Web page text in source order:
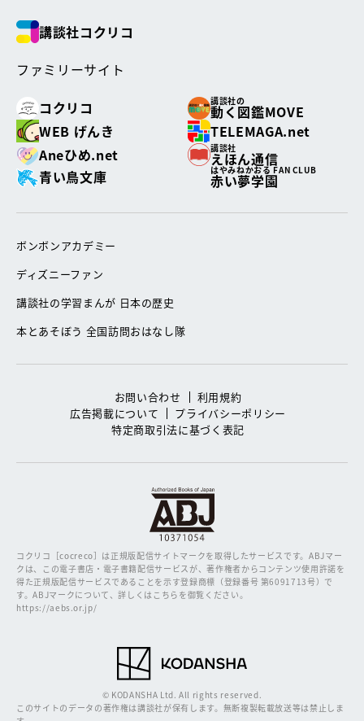
講談社コクリコ
ファミリーサイト
コクリコ
講談社の
動く図鑑MOVE
WEB げんき
TELEMAGA.net
Aneひめ.net
講談社
えほん通信
青い鳥文庫
はやみねかおる FAN CLUB
赤い夢学園
ボンボンアカデミー
ディズニーファン
講談社の学習まんが 日本の歴史
本とあそぼう 全国訪問おはなし隊
お問い合わせ
利用規約
広告掲載について
プライバシーポリシー
特定商取引法に基づく表記
コクリコ［cocreco］は正規版配信サイトマークを取得したサービスです。ABJマー
クは、この電子書店・電子書籍配信サービスが、著作権者からコンテンツ使用許諾を
得た正規版配信サービスであることを示す登録商標（登録番号 第6091713号）で
す。ABJマークについて、詳しくはこちらを御覧ください。
https://aebs.or.jp/
© KODANSHA Ltd. All rights reserved.
このサイトのデータの著作権は講談社が保有します。無断複製転載放送等は禁止しま